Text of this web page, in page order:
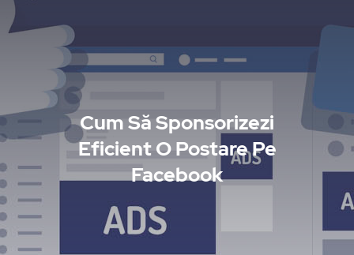
Cum Să Sponsorizezi
Eficient O Postare Pe
Facebook